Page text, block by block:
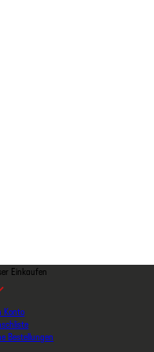
Einkaufen
Konto
Bestellungen